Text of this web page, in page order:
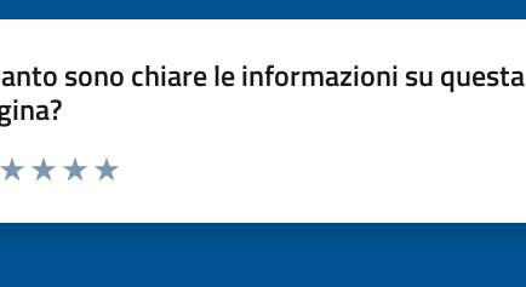
sono chiare le informazioni su questa
da 1 a 5 stelle la pagina